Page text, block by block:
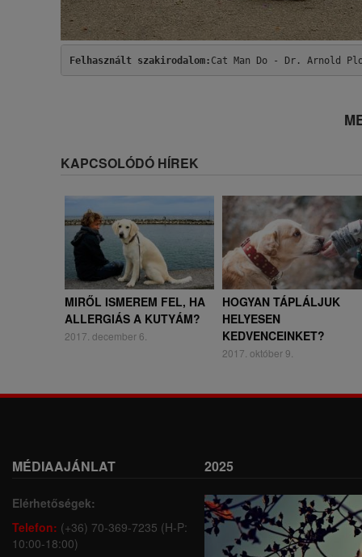
Felhasznált szakirodalom: Cat Man Do - Dr. Arnold
KAPCSOLÓDÓ HÍREK
MIRŐL ISMEREM FEL, HA
ALLERGIÁS A KUTYÁM?
2017. december 6.
HOGYAN TÁPLÁLJUK
HELYESEN
KEDVENCEINKET?
2017. október 9.
MÉDIAAJÁNLAT
Elérhetőségek:
Telefon: (+36) 70-369-7235 (H-P:
10:00-18:00)
2025